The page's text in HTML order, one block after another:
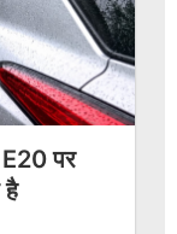
E20 पर
है